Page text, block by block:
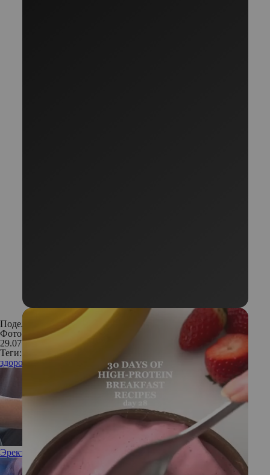
Поделиться:
Фото: Shutterstock; архив
29.07.2020
Теги:
здоровье
Эректильная дисфункция: кому, когда и что может помочь